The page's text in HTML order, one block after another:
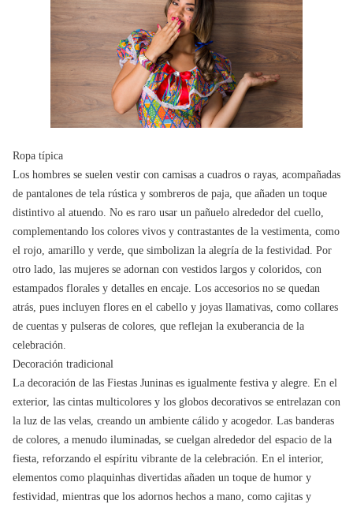
Ropa típica
Los hombres se suelen vestir con camisas a cuadros o rayas, acompañadas
de pantalones de tela rústica y sombreros de paja, que añaden un toque
distintivo al atuendo. No es raro usar un pañuelo alrededor del cuello,
complementando los colores vivos y contrastantes de la vestimenta, como
el rojo, amarillo y verde, que simbolizan la alegría de la festividad. Por
otro lado, las mujeres se adornan con vestidos largos y coloridos, con
estampados florales y detalles en encaje. Los accesorios no se quedan
atrás, pues incluyen flores en el cabello y joyas llamativas, como collares
de cuentas y pulseras de colores, que reflejan la exuberancia de la
celebración.
Decoración tradicional
La decoración de las Fiestas Juninas es igualmente festiva y alegre. En el
exterior, las cintas multicolores y los globos decorativos se entrelazan con
la luz de las velas, creando un ambiente cálido y acogedor. Las banderas
de colores, a menudo iluminadas, se cuelgan alrededor del espacio de la
fiesta, reforzando el espíritu vibrante de la celebración. En el interior,
elementos como plaquinhas divertidas añaden un toque de humor y
festividad, mientras que los adornos hechos a mano, como cajitas y